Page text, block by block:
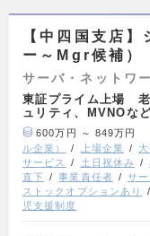
【中四国支店
ー～Mgr候補）
サーバ・ネットワ
東証プライム上場
ュリティ、MVNOな
600万円 ～ 849万円
ル企業）
上場企業
サービス
土日祝休み
直下
事業責任者 サ
ストックオプションあり
児支援制度